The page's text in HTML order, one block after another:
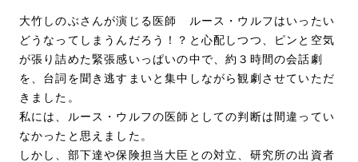
大竹しのぶさんが演じる医師 ルース・ウルフはいったい
どうなってしまうんだろう！？と心配しつつ、ピンと空気
が張り詰めた緊張感いっぱいの中で、約３時間の会話劇
を、台詞を聞き逃すまいと集中しながら観劇させていただ
きました。
私には、ルース・ウルフの医師としての判断は間違ってい
なかったと思えました。
しかし、部下達や保険担当大臣との対立、研究所の出資者